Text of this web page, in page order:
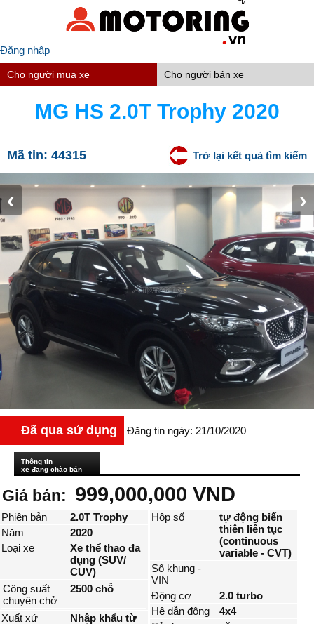
Đăng nhập
Cho người mua xe Cho người bán xe
MG HS 2.0T Trophy 2020
Mã tin: 44315 Trở lại kết quả tìm kiếm
‹ ›
Đã qua sử dụng Đăng tin ngày: 21/10/2020
Thông tin
xe đang chào bán
Giá bán: 999,000,000 VND
Phiên bản
2.0T Trophy
Năm
2020
Loại xe
Xe thể thao đa
dụng (SUV/
CUV)
Công suất
chuyên chở
2500 chỗ
Xuất xứ
Nhập khẩu từ
Hộp số
tự động biến
thiên liên tục
(continuous
variable - CVT)
Số khung -
VIN
Động cơ
2.0 turbo
Hệ dẫn động
4x4